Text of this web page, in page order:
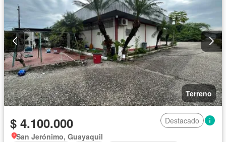
Terreno
$ 4.100.000
Destacado
San Jerónimo, Guayaquil